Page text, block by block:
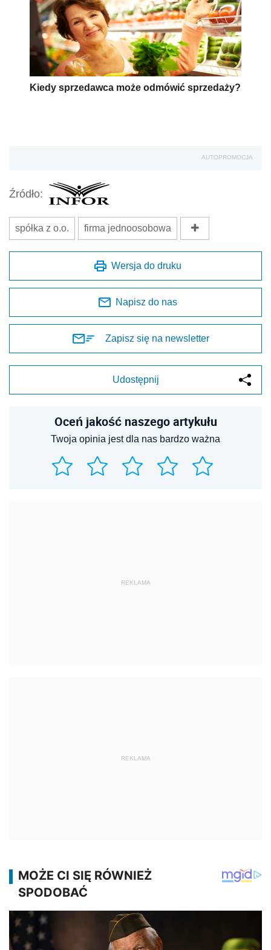
Kiedy sprzedawca może odmówić sprzedaży?
AUTOPROMOCJA
Źródło:
spółka z o.o. firma jednoosobowa
Wersja do druku
Napisz do nas
Zapisz się na newsletter
Udostępnij
Oceń jakość naszego artykułu
Twoja opinia jest dla nas bardzo ważna
REKLAMA
REKLAMA